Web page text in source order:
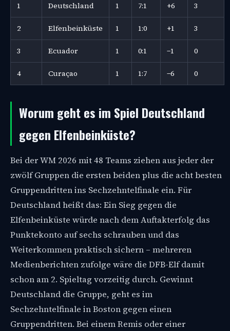
1 Deutschland 1 7:1 +6 3
2 Elfenbeinküste 1 1:0 +1 3
3 Ecuador 1 0:1 −1 0
4 Curaçao 1 1:7 −6 0
Worum geht es im Spiel Deutschland
gegen Elfenbeinküste?
Bei der WM 2026 mit 48 Teams ziehen aus jeder der
zwölf Gruppen die ersten beiden plus die acht besten
Gruppendritten ins Sechzehntelfinale ein. Für
Deutschland heißt das: Ein Sieg gegen die
Elfenbeinküste würde nach dem Auftakterfolg das
Punktekonto auf sechs schrauben und das
Weiterkommen praktisch sichern – mehreren
Medienberichten zufolge wäre die DFB-Elf damit
schon am 2. Spieltag vorzeitig durch. Gewinnt
Deutschland die Gruppe, geht es im
Sechzehntelfinale in Boston gegen einen
Gruppendritten. Bei einem Remis oder einer